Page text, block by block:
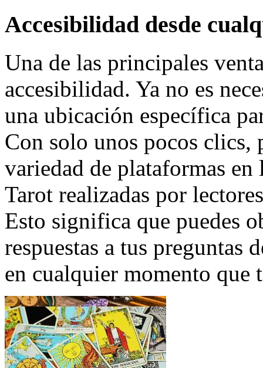
Accesibilidad desde
Una de las principales
accesibilidad. Ya no es
una ubicación específica
Con solo unos pocos clics,
variedad de plataformas
Tarot realizadas por
Esto significa que puedes
respuestas a tus preguntas
en cualquier momento que